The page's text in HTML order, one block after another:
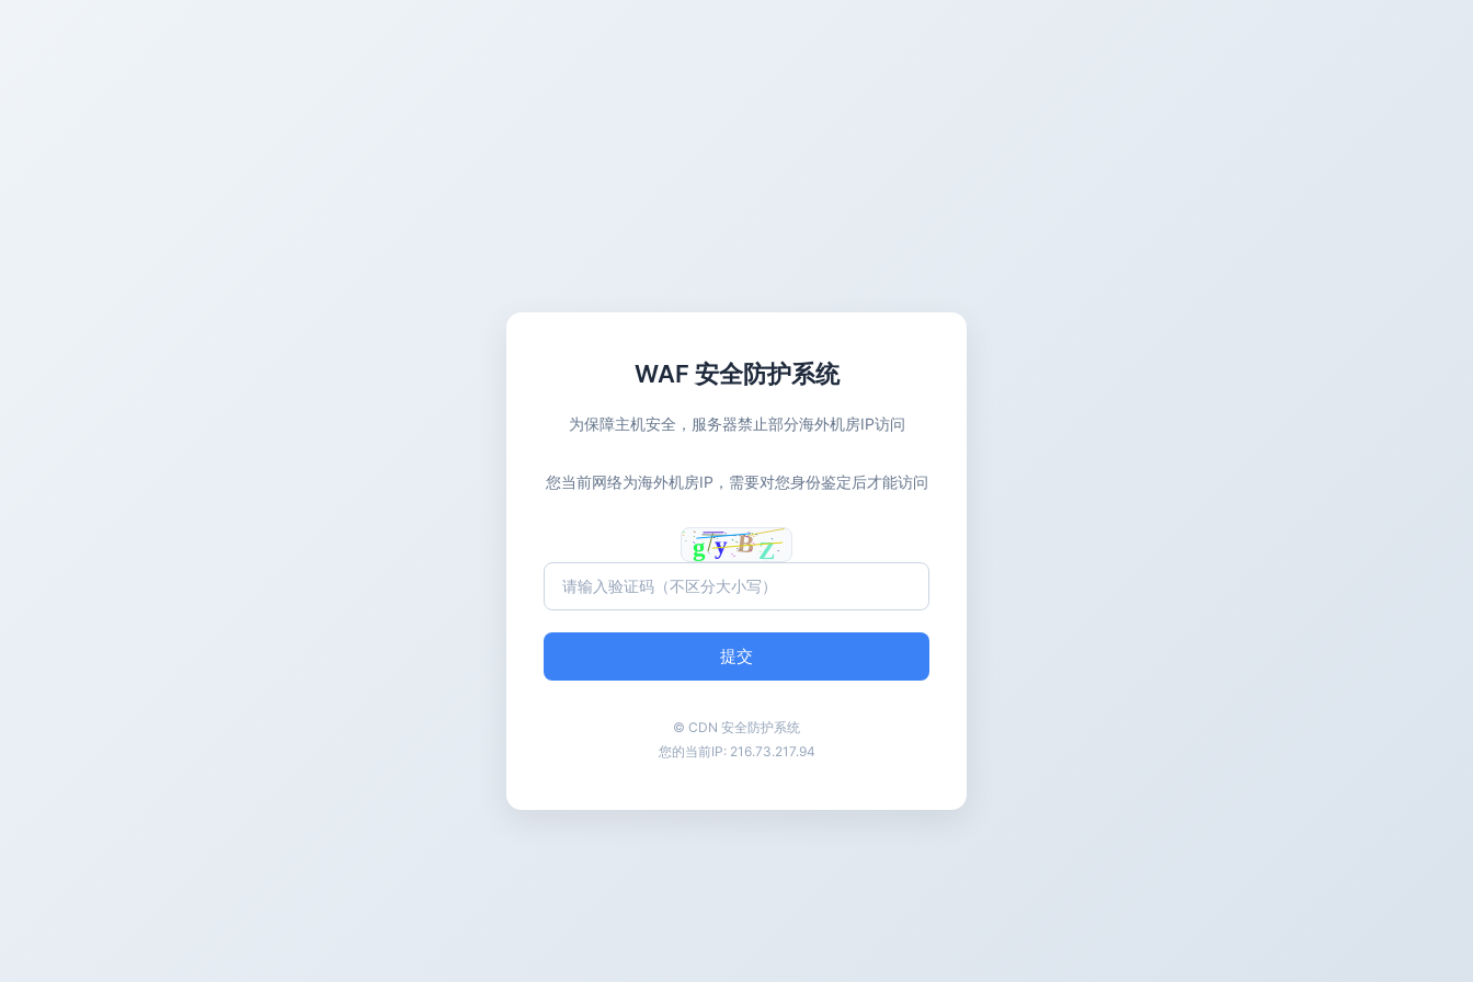
WAF 安全防护系统
为保障主机安全，服务器禁止部分海外机房IP访问
您当前网络为海外机房IP，需要对您身份鉴定后才能访问
提交
© CDN 安全防护系统
您的当前IP: 216.73.217.94